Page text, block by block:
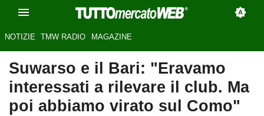
NOTIZIE TMW RADIO MAGAZINE
Suwarso e il Bari: "Eravamo
interessati a rilevare il club. Ma
poi abbiamo virato sul Como"